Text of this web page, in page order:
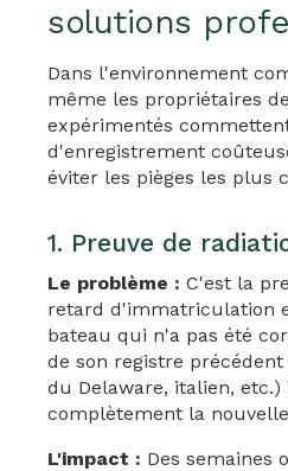
solutions
Dans l'environnement
même les propriétaires
expérimentés
d'enregistrement
éviter les pièges les plus
1. Preuve de
Le problème : C'est la
retard d'immatriculation
bateau qui n'a pas été
de son registre
du Delaware, italien,
complètement la
L'impact : Des semaines